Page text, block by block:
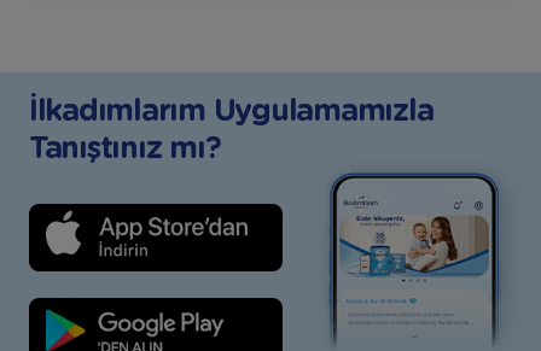
İlkadımlarım Uygulamamızla
Tanıştınız mı?